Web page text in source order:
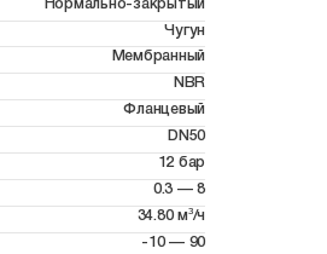
Нормально-закрытый
Чугун
Мембранный
NBR
Фланцевый
DN50
12 бар
0.3 — 8
34.80 м³/ч
-10 — 90